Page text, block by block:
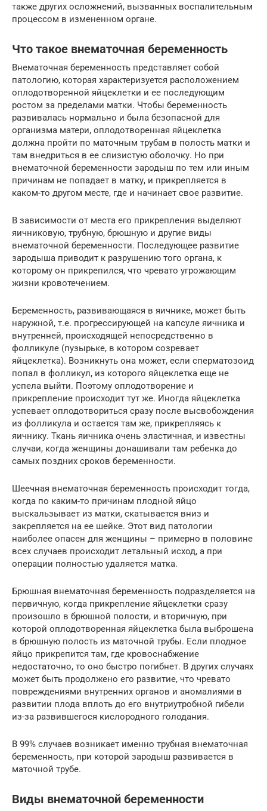
также других осложнений, вызванных воспалительным
процессом в измененном органе.
Что такое внематочная беременность
Внематочная беременность представляет собой
патологию, которая характеризуется расположением
оплодотворенной яйцеклетки и ее последующим
ростом за пределами матки. Чтобы беременность
развивалась нормально и была безопасной для
организма матери, оплодотворенная яйцеклетка
должна пройти по маточным трубам в полость матки и
там внедриться в ее слизистую оболочку. Но при
внематочной беременности зародыш по тем или иным
причинам не попадает в матку, и прикрепляется в
каком-то другом месте, где и начинает свое развитие.
В зависимости от места его прикрепления выделяют
яичниковую, трубную, брюшную и другие виды
внематочной беременности. Последующее развитие
зародыша приводит к разрушению того органа, к
которому он прикрепился, что чревато угрожающим
жизни кровотечением.
Беременность, развивающаяся в яичнике, может быть
наружной, т.е. прогрессирующей на капсуле яичника и
внутренней, происходящей непосредственно в
фолликуле (пузырьке, в котором созревает
яйцеклетка). Возникнуть она может, если сперматозоид
попал в фолликул, из которого яйцеклетка еще не
успела выйти. Поэтому оплодотворение и
прикрепление происходит тут же. Иногда яйцеклетка
успевает оплодотвориться сразу после высвобождения
из фолликула и остается там же, прикрепляясь к
яичнику. Ткань яичника очень эластичная, и известны
случаи, когда женщины донашивали там ребенка до
самых поздних сроков беременности.
Шеечная внематочная беременность происходит тогда,
когда по каким-то причинам плодной яйцо
выскальзывает из матки, скатывается вниз и
закрепляется на ее шейке. Этот вид патологии
наиболее опасен для женщины – примерно в половине
всех случаев происходит летальный исход, а при
операции полностью удаляется матка.
Брюшная внематочная беременность подразделяется на
первичную, когда прикрепление яйцеклетки сразу
произошло в брюшной полости, и вторичную, при
которой оплодотворенная яйцеклетка была выброшена
в брюшную полость из маточной трубы. Если плодное
яйцо прикрепится там, где кровоснабжение
недостаточно, то оно быстро погибнет. В других случаях
может быть продолжено его развитие, что чревато
повреждениями внутренних органов и аномалиями в
развитии плода вплоть до его внутриутробной гибели
из-за развившегося кислородного голодания.
В 99% случаев возникает именно трубная внематочная
беременность, при которой зародыш развивается в
маточной трубе.
Виды внематочной беременности